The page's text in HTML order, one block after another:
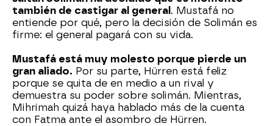
también de castigar al general . Mustafá no
entiende por qué, pero la decisión de Solimán es
firme: el general pagará con su vida.
Mustafá está muy molesto porque pierde un
gran aliado. Por su parte, Hürren está feliz
porque se quita de en medio a un rival y
demuestra su poder sobre solimán. Mientras,
Mihrimah quizá haya hablado más de la cuenta
con Fatma ante el asombro de Hürren.